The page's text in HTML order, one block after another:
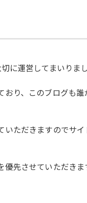
に運営してまいりまし
り、このブログも誰
ただきますのでサ
先させていただきま